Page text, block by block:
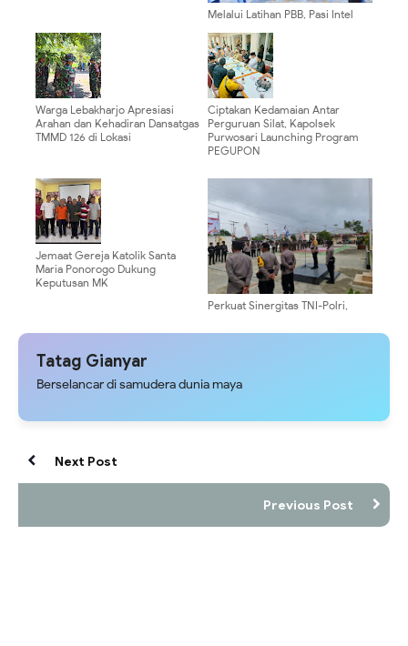
Melalui Latihan PBB, Pasi Intel
Karakter Pelajar yang Disiplin
dan Tangguh
Warga Lebakharjo Apresiasi
Arahan dan Kehadiran Dansatgas
TMMD 126 di Lokasi
Ciptakan Kedamaian Antar
Perguruan Silat, Kapolsek
Purwosari Launching Program
PEGUPON
Jemaat Gereja Katolik Santa
Maria Ponorogo Dukung
Keputusan MK
‎Perkuat Sinergitas TNI-Polri,
Siaga dan Show of Force Jelang
Tatag Gianyar
Berselancar di samudera dunia maya
Next Post
Previous Post